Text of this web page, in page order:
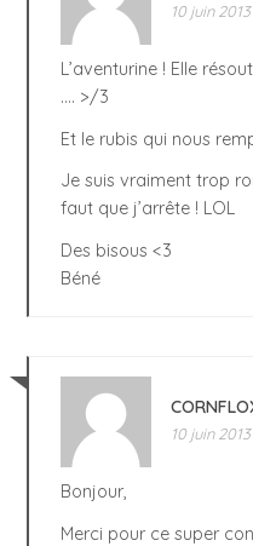
10 juin 2013
L’aventurine ! Elle
…. >/3
Et le rubis qui nous
Je suis vraiment trop
faut que j’arrête ! LOL
Des bisous <3
Béné
10 juin
Bonjour,
Merci pour ce super